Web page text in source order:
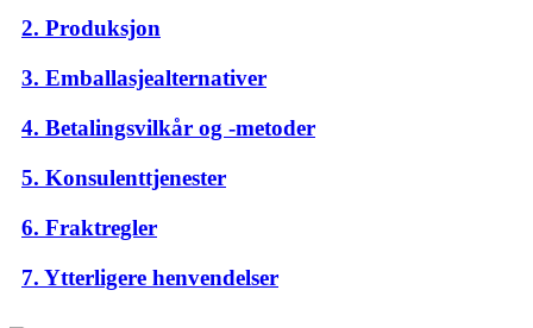
2. Produksjon
3. Emballasjealternativer
4. Betalingsvilkår og -metoder
5. Konsulenttjenester
6. Fraktregler
7. Ytterligere henvendelser